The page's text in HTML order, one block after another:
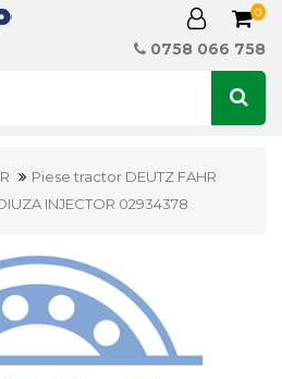
0
0758 066 758
Piese tractor DEUTZ FAHR
DIUZA INJECTOR 02934378